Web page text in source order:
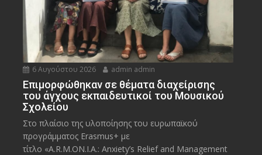
6 Αυγούστου 2026 admin admin
Eπιμορφώθηκαν σε θέματα διαχείρισης
του άγχους εκπαιδευτικοί του Μουσικού
Σχολείου
Στο πλαίσιο της υλοποίησης του ευρωπαϊκού
προγράμματος Erasmus+ με
τίτλο «A.R.M.ON.I.A.: Anxiety’s Relief and Management